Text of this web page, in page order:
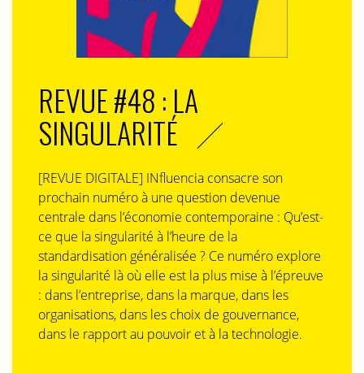
REVUE #48 : LA
SINGULARITÉ
[REVUE DIGITALE] INfluencia consacre son
prochain numéro à une question devenue
centrale dans l’économie contemporaine : Qu’est-
ce que la singularité à l’heure de la
standardisation généralisée ? Ce numéro explore
la singularité là où elle est la plus mise à l’épreuve
: dans l’entreprise, dans la marque, dans les
organisations, dans les choix de gouvernance,
dans le rapport au pouvoir et à la technologie.